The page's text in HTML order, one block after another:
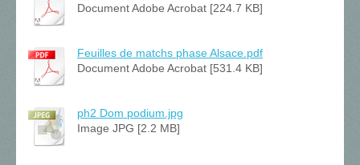
Document Adobe Acrobat [224.7 KB]
Feuilles de matchs phase Alsace.pdf
Document Adobe Acrobat [531.4 KB]
ph2 Dom podium.jpg
Image JPG [2.2 MB]